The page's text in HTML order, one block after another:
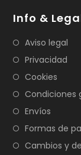
Info &
Aviso legal
Privacidad
Cookies
Condiciones
Envíos
Formas de
Cambios y